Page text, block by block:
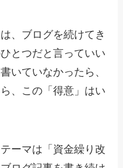
、ブログを続けてき
とつだと言っていい
いていなかったら、
、この「得意」はい
ーマは「資金繰り改